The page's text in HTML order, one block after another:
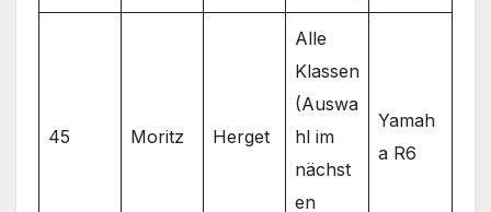
45 Moritz Herget
Alle
Klassen
(Auswa
hl im
nächst
en
Yamah
a R6